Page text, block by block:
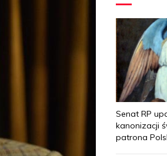
Senat RP
kanonizacji
patrona